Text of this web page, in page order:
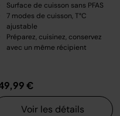
Surface de cuisson sans PFAS
7 modes de cuisson, T°C
ajustable
Préparez, cuisinez, conservez
avec un même récipient
€
Voir les détails